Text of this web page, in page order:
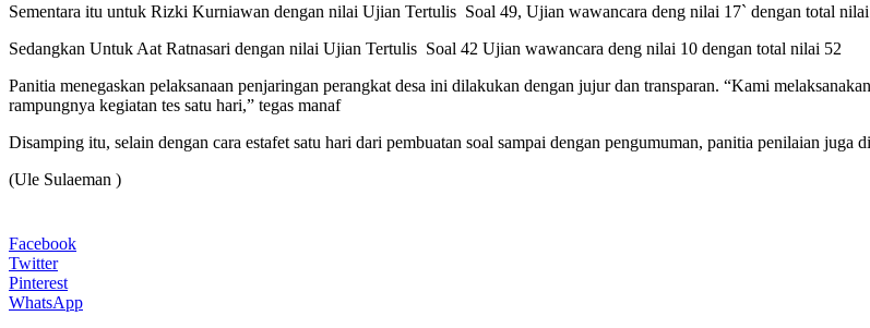
Sementara itu untuk Rizki Kurniawan dengan nilai Ujian Tertulis Soal 49, Ujian wawancara deng nilai 17` dengan total
Sedangkan Untuk Aat Ratnasari dengan nilai Ujian Tertulis Soal 42 Ujian wawancara deng nilai 10 dengan total nilai 52
Panitia menegaskan pelaksanaan penjaringan perangkat desa ini dilakukan dengan jujur dan transparan. “Kami
rampungnya kegiatan tes satu hari,” tegas manaf
Disamping itu, selain dengan cara estafet satu hari dari pembuatan soal sampai dengan pengumuman, panitia penilaian
(Ule Sulaeman )
Facebook
Twitter
Pinterest
WhatsApp